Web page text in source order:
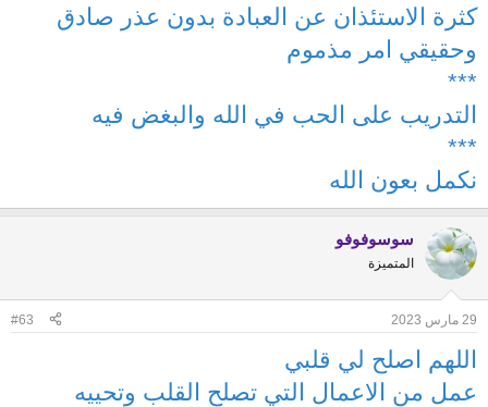
كثرة الاستئذان عن العبادة بدون عذر صادق
وحقيقي امر مذموم
***
التدريب على الحب في الله والبغض فيه
***
نكمل بعون الله
سوسوفوفو
المتميزة
29 مارس 2023 #63
اللهم اصلح لي قلبي
عمل من الاعمال التي تصلح القلب وتحييه